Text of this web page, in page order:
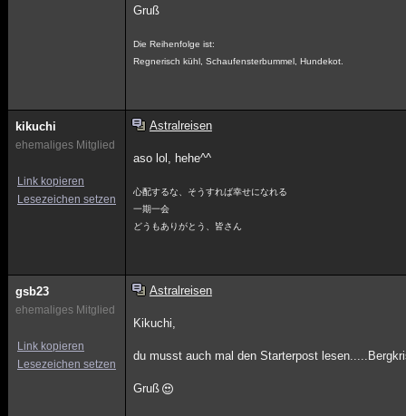
Gruß
Die Reihenfolge ist:
Regnerisch kühl, Schaufensterbummel, Hundekot.
kikuchi
ehemaliges Mitglied
Link kopieren
Lesezeichen setzen
Astralreisen
aso lol, hehe^^
心配するな、そうすれば幸せになれる
一期一会
どうもありがとう、皆さん
gsb23
ehemaliges Mitglied
Link kopieren
Lesezeichen setzen
Astralreisen
Kikuchi,
du musst auch mal den Starterpost
Gruß